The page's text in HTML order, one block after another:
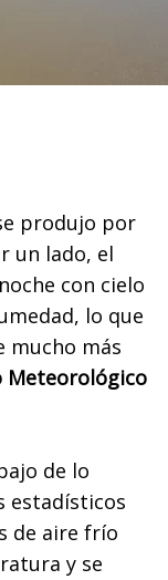
produjo por
un lado, el
con cielo
lo que
mucho más
Meteorológico
de lo
estadísticos
de aire frío
y se